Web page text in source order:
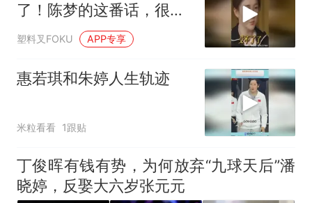
了！陈梦的这番话，很心
疼她
塑料叉FOKU APP专享
惠若琪和朱婷人生轨迹
米粒看看 1跟贴
丁俊晖有钱有势，为何放弃“九球天后”潘
晓婷，反娶大六岁张元元